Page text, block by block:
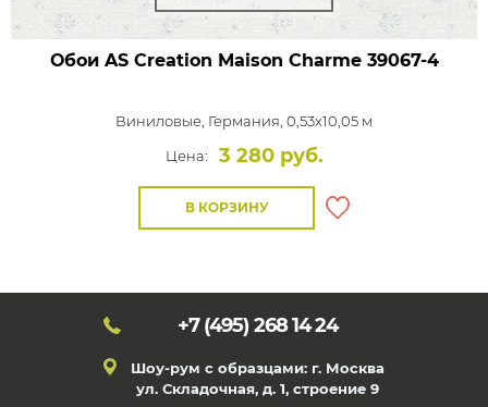
Обои AS Creation Maison Charme39067-4
Виниловые, Германия, 0,53x10,05 м
Цена:
3 280 руб.
В КОРЗИНУ
+7 (495) 268 14 24
Шоу-рум с образцами: г. Москва
ул. Складочная, д. 1, строение 9